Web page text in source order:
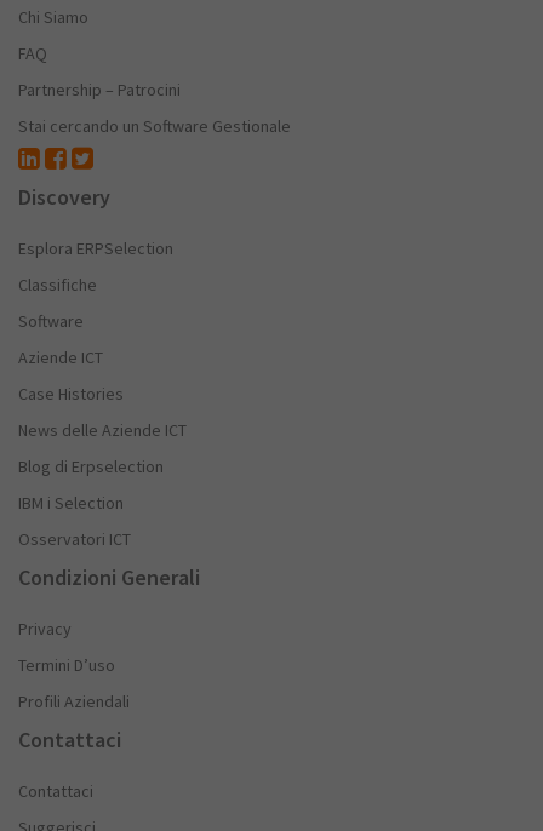
Chi Siamo
FAQ
Partnership – Patrocini
Stai cercando un Software Gestionale
Discovery
Esplora ERPSelection
Classifiche
Software
Aziende ICT
Case Histories
News delle Aziende ICT
Blog di Erpselection
IBM i Selection
Osservatori ICT
Condizioni Generali
Privacy
Termini D’uso
Profili Aziendali
Contattaci
Contattaci